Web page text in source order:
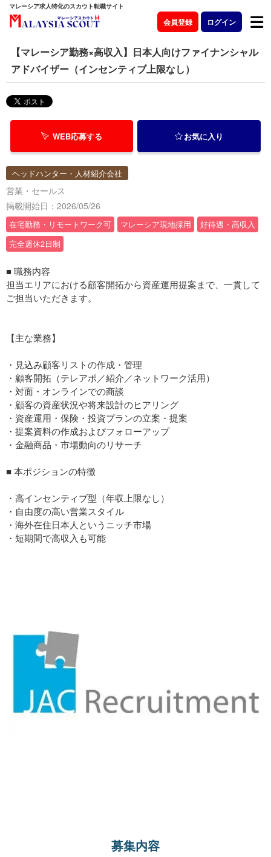
マレーシア求人特化のスカウト転職サイト
会員登録 ログイン
【マレーシア勤務×高収入】日本人向けファイナンシャル
アドバイザー（インセンティブ上限なし）
WEB応募する お気に入り
ヘッドハンター・人材紹介会社
営業・セールス
掲載開始日：2026/05/26
在宅勤務・リモートワーク可 マレーシア現地採用
好待遇・高収入
完全週休2日制
■ 職務内容
担当エリアにおける顧客開拓から資産運用提案まで、一貫して
ご担当いただきます。
【主な業務】
・見込み顧客リストの作成・管理
・顧客開拓（テレアポ／紹介／ネットワーク活用）
・対面・オンラインでの商談
・顧客の資産状況や将来設計のヒアリング
・資産運用・保険・投資プランの立案・提案
・提案資料の作成およびフォローアップ
・金融商品・市場動向のリサーチ
■ 本ポジションの特徴
・高インセンティブ型（年収上限なし）
・自由度の高い営業スタイル
・海外在住日本人というニッチ市場
・短期間で高収入も可能
募集内容